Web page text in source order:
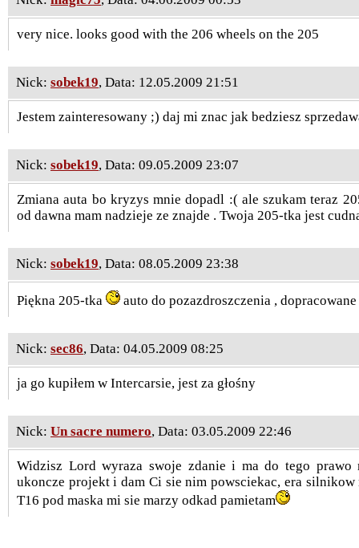
very nice. looks good with the 206 wheels on the 205
Nick: sobek19, Data: 12.05.2009 21:51
Jestem zainteresowany ;) daj mi znac jak bedziesz
Nick: sobek19, Data: 09.05.2009 23:07
Zmiana auta bo kryzys mnie dopadl :( ale szukam teraz
od dawna mam nadzieje ze znajde . Twoja 205-tka jest
Nick: sobek19, Data: 08.05.2009 23:38
Piękna 205-tka auto do pozazdroszczenia ,
Nick: sec86, Data: 04.05.2009 08:25
ja go kupiłem w Intercarsie, jest za głośny
Nick: Un sacre numero, Data: 03.05.2009 22:46
Widzisz Lord wyraza swoje zdanie i ma do tego prawo
ukoncze projekt i dam Ci sie nim powsciekac, era
T16 pod maska mi sie marzy odkad pamietam